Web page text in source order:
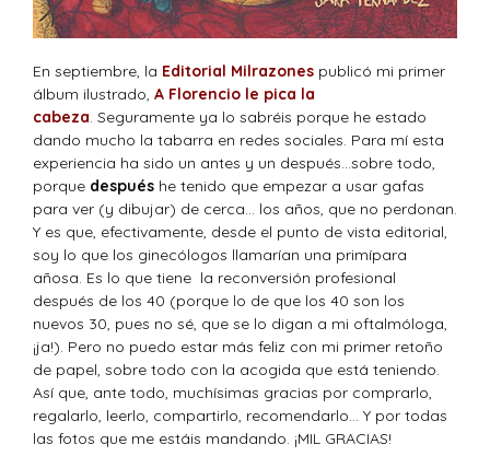
En septiembre, la Editorial Milrazones publicó mi primer
álbum ilustrado, A Florencio le pica la
cabeza. Seguramente ya lo sabréis porque he estado
dando mucho la tabarra en redes sociales. Para mí esta
experiencia ha sido un antes y un después…sobre todo,
porque después he tenido que empezar a usar gafas
para ver (y dibujar) de cerca… los años, que no perdonan.
Y es que, efectivamente, desde el punto de vista editorial,
soy lo que los ginecólogos llamarían una primípara
añosa. Es lo que tiene la reconversión profesional
después de los 40 (porque lo de que los 40 son los
nuevos 30, pues no sé, que se lo digan a mi oftalmóloga,
¡ja!). Pero no puedo estar más feliz con mi primer retoño
de papel, sobre todo con la acogida que está teniendo.
Así que, ante todo, muchísimas gracias por comprarlo,
regalarlo, leerlo, compartirlo, recomendarlo… Y por todas
las fotos que me estáis mandando. ¡MIL GRACIAS!